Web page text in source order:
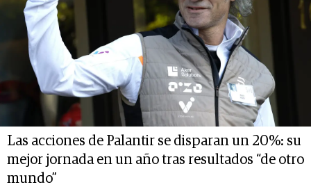
Las acciones de Palantir se disparan un 20%: su
mejor jornada en un año tras resultados “de otro
mundo”